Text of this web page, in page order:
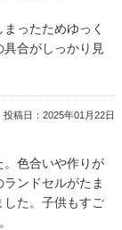
ったためゆっく
具合がしっかり見
投稿日： 2025年01月22日
。色合いや作りが
ンドセルがたま
した。子供もすご